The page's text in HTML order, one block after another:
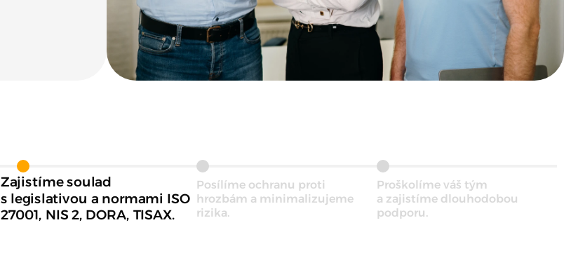
Zajistíme soulad
s legislativou a normami ISO
27001, NIS 2, DORA, TISAX.
Posílíme ochranu proti
hrozbám a minimalizujeme
rizika.
Proškolíme váš tým
a zajistíme dlouhodobou
podporu.